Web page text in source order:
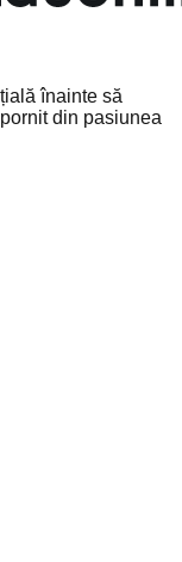
înainte să
din pasiunea